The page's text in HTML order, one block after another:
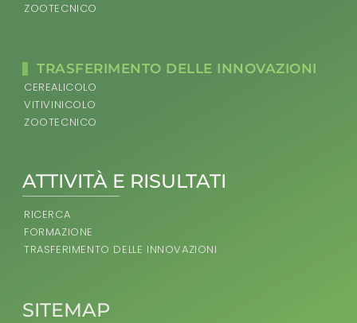
ATTIVITÀ E RISULTATI
RICERCA
FORMAZIONE
TRASFERIMENTO DELLE INNOVAZIONI
SITEMAP
ZOOTECNICO
TRASFERIMENTO DELLE INNOVAZIONI
CEREALICOLO
VITIVINICOLO
ZOOTECNICO